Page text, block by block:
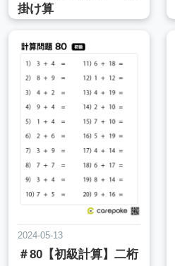
掛け算
2024-05-13
＃80【初級計算】二桁